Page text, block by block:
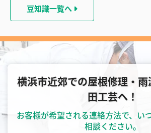
豆知識一覧へ
横浜市近郊での屋根修理・
田工芸へ！
お客様が希望される連絡方法で、い
相談ください。